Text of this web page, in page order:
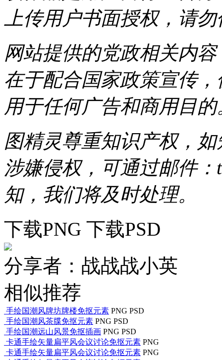
上传用户书面授权，请
网站提供的党政相关内
在于配合国家政策宣传
用于任何广告和商用目的
图精灵尊重知识产权，
涉嫌侵权，可通过邮件：
知，我们将及时处理。
下载PNG 下载PSD
分享者：战战战小英
相似推荐
手绘国潮风牌坊牌楼免抠元素 PNG PSD
手绘国潮风茶牒免抠元素 PNG PSD
手绘国潮远山风景免抠插画 PNG PSD
卡通手绘矢量扁平风会议讨论免抠元素 PNG
卡通手绘矢量扁平风会议讨论免抠元素 PNG